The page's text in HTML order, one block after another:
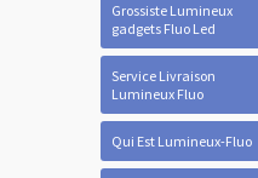
Grossiste Lumineux
gadgets Fluo Led
Service Livraison
Lumineux Fluo
Qui Est Lumineux-Fluo